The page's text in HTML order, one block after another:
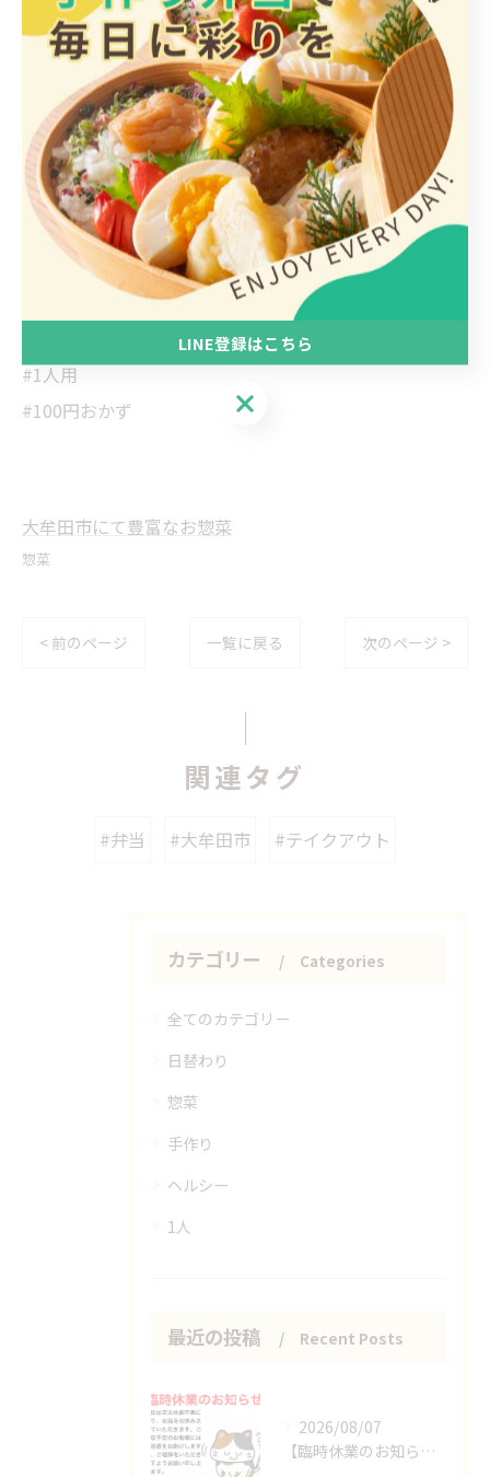
#惣菜
#そうざい
#おかず
#大牟田
#大牟田市
#テイクアウト
#持ち帰り
#おむすび
#7時まで営業
#1人用
#100円おかず
大牟田市にて豊富なお惣菜
惣菜
< 前のページ 一覧に戻る 次のページ >
関連タグ
#弁当 #大牟田市 #テイクアウト
カテゴリー Categories
全てのカテゴリー
日替わり
惣菜
手作り
ヘルシー
1人
最近の投稿 Recent Posts
2026/08/07
【臨時休業のお知らせ】
LINE登録はこちら
LINE登録はこちら